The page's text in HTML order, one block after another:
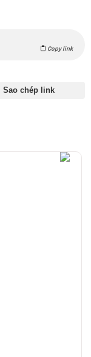
Copy link
Sao chép link